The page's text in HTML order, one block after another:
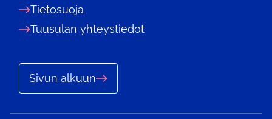
Tietosuoja
Tuusulan yhteystiedot
Sivun alkuun